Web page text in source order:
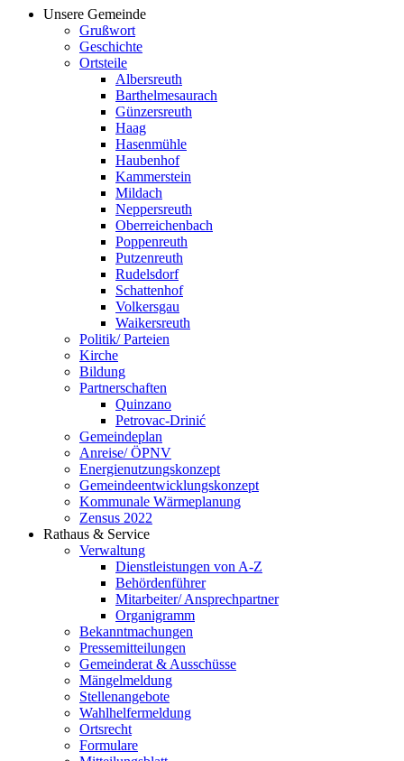
Unsere Gemeinde
Grußwort
Geschichte
Ortsteile
Albersreuth
Barthelmesaurach
Günzersreuth
Haag
Hasenmühle
Haubenhof
Kammerstein
Mildach
Neppersreuth
Oberreichenbach
Poppenreuth
Putzenreuth
Rudelsdorf
Schattenhof
Volkersgau
Waikersreuth
Politik/ Parteien
Kirche
Bildung
Partnerschaften
Quinzano
Petrovac-Drinić
Gemeindeplan
Anreise/ ÖPNV
Energienutzungskonzept
Gemeindeentwicklungs­konzept
Kommunale Wärmeplanung
Zensus 2022
Rathaus & Service
Verwaltung
Dienstleistungen von A-Z
Behördenführer
Mitarbeiter/ Ansprechpartner
Organigramm
Bekanntmachungen
Pressemitteilungen
Gemeinderat & Ausschüsse
Mängelmeldung
Stellenangebote
Wahlhelfermeldung
Ortsrecht
Formulare